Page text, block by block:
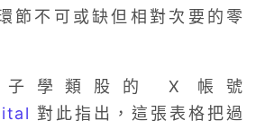
節不可或缺但相對次要的零
子學類股的 X 帳號
對此指出，這張表格把過